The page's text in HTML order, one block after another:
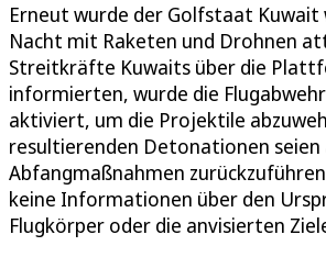
Erneut wurde der Golfstaat Kuwait
Nacht mit Raketen und Drohnen
Streitkräfte Kuwaits über die
informierten, wurde die
aktiviert, um die Projektile
resultierenden Detonationen seien
Abfangmaßnahmen
keine Informationen über den
Flugkörper oder die anvisierten